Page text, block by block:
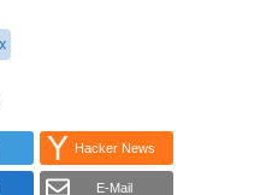
Hacker News
E-Mail